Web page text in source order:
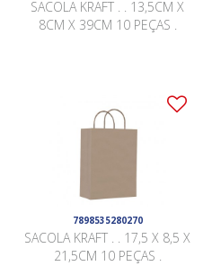
SACOLA KRAFT . . 13,5CM X
8CM X 39CM 10 PEÇAS .
7898535280270
SACOLA KRAFT . . 17,5 X 8,5 X
21,5CM 10 PEÇAS .